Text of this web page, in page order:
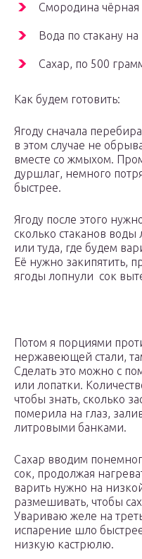
Смородина чёрная
Вода по стакану
Сахар, по 500
Как будем готовить:
Ягоду сначала
в этом случае не
вместе со жмыхом.
дуршлаг, немного
быстрее.
Ягоду после этого
сколько стаканов
или туда, где будем
Её нужно закипятить,
ягоды лопнули сок
Потом я порциями
нержавеющей стали,
Сделать это можно с
или лопатки.
чтобы знать, сколько
померила на глаз,
литровыми банками.
Сахар вводим
сок, продолжая
варить нужно на
размешивать, чтобы
Увариваю желе на
испарение шло
низкую кастрюлю.